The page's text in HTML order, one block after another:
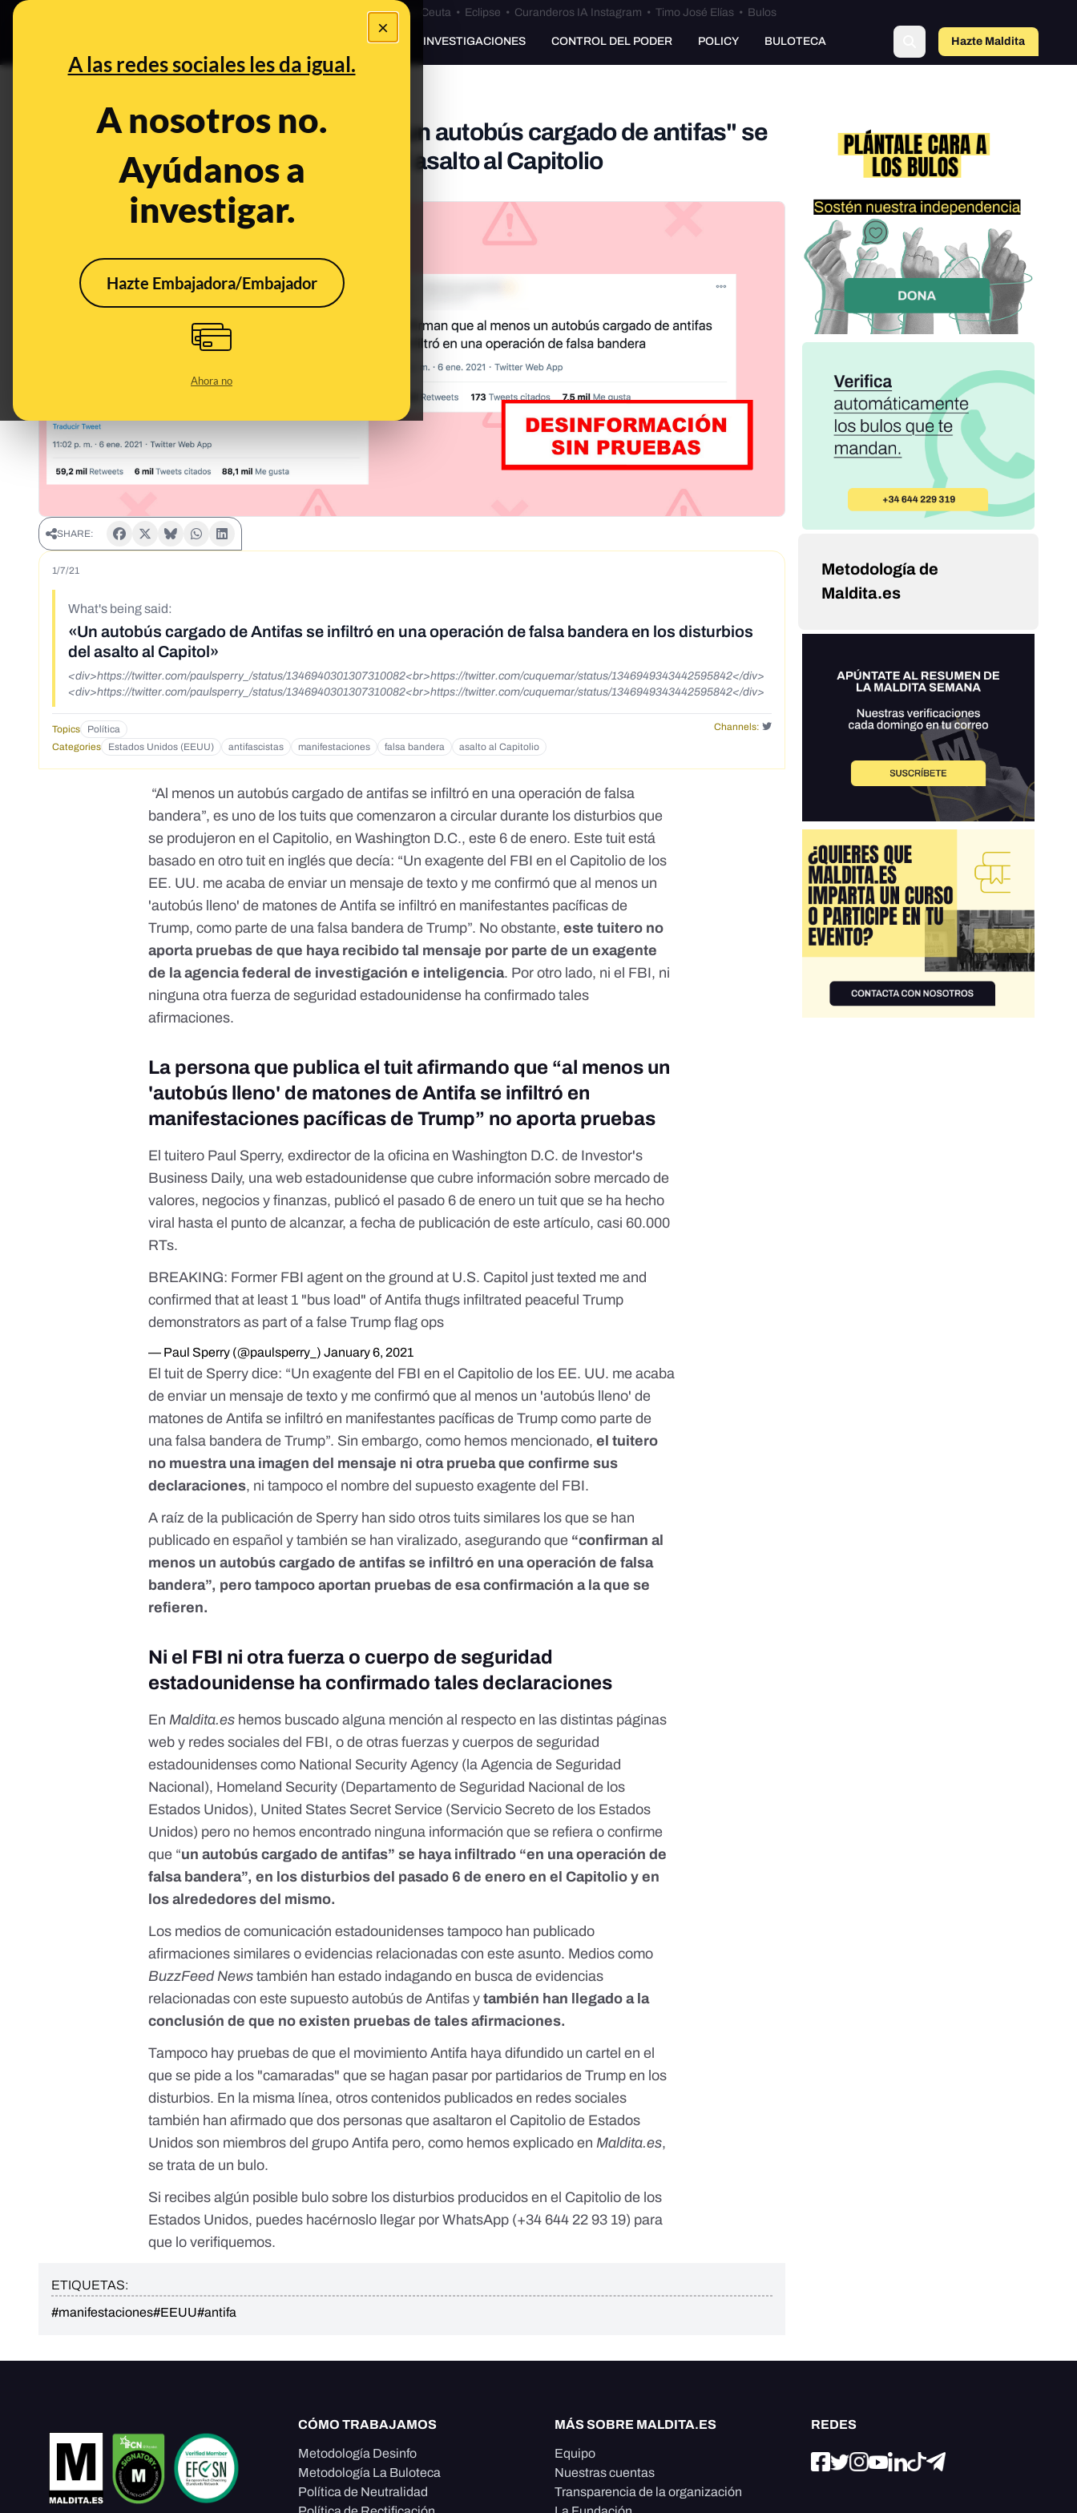
×
A las redes sociales les da igual.
A nosotros no.
Ayúdanos a
investigar.
Hazte Embajadora/Embajador
Ahora no
Especial Ceuta•Bulos Ceuta • Eclipse • Curanderos IA Instagram • Timo José Elías • Bulos
PREBUNKING INVESTIGACIONES CONTROL DEL PODER POLICY BULOTECA Hazte Maldito
a
No hay pruebas de que “al menos un autobús cargado de antifas" se
haya infiltrado en los disturbios del asalto al Capitolio
Jan 7, 2021, 3:24:00 PM
SHARE:
1/7/21
What's being said:
«Un autobús cargado de Antifas se infiltró en una operación de falsa bandera en los disturbios
del asalto al Capitol»
<div>https://twitter.com/paulsperry_/status/1346940301307310082<br>https://twitter.com/cuquemar/status/1346949343442595842</div>
<div>https://twitter.com/paulsperry_/status/1346940301307310082<br>https://twitter.com/cuquemar/status/1346949343442595842</div>
Topics Política
Channels:
Categories
Estados Unidos (EEUU) antifascistas manifestaciones falsa bandera asalto al Capitolio
“Al menos un autobús cargado deantifas se infiltró en una operación de falsa
bandera”, es uno de los tuits que comenzaron a circular durante los disturbios que
se produjeron en el Capitolio, en Washington D.C., este 6 de enero. Este tuit está
basado en otro tuit en inglés que decía: “Un exagente del FBI en el Capitolio de los
EE. UU. me acaba de enviar un mensaje de texto y me confirmó que al menos un
'autobús lleno' de matones de Antifa se infiltró en manifestantes pacíficas de
Trump, como parte de una falsa bandera de Trump”. No obstante,este tuitero no
aporta pruebas de que haya recibido tal mensaje por parte de un exagente
de la agencia federal de investigación e inteligencia. Por otro lado, ni el FBI, ni
ninguna otra fuerza de seguridad estadounidense ha confirmado tales
afirmaciones.
La persona que publica el tuit afirmando que “al menos un
'autobús lleno' de matones de Antifa se infiltró en
manifestaciones pacíficas de Trump” no aporta pruebas
El tuitero Paul Sperry, exdirector de la oficina en Washington D.C. de Investor's
Business Daily, una web estadounidense que cubre información sobre mercado de
valores, negocios y finanzas, publicó el pasado 6 de enero un tuitque se ha hecho
viral hasta el punto de alcanzar, a fecha de publicación de este artículo, casi 60.000
RTs.
BREAKING: Former FBI agent on the ground at U.S. Capitol just texted me and
confirmed that at least 1 "bus load" of Antifa thugs infiltrated peaceful Trump
demonstrators as part of a false Trump flag ops
— Paul Sperry (@paulsperry_)January 6, 2021
El tuit de Sperry dice: “Un exagente del FBI en el Capitolio de los EE. UU. me acaba
de enviar un mensaje de texto y me confirmó que al menos un 'autobús lleno' de
matones de Antifa se infiltró en manifestantes pacíficas de Trump como parte de
una falsa bandera de Trump”. Sin embargo, como hemos mencionado,el tuitero
no muestra una imagen del mensaje ni otra prueba que confirme sus
declaraciones, ni tampoco el nombre del supuesto exagente del FBI.
A raíz de la publicación de Sperry han sido otros tuits similares los que se han
publicado en español y también se han viralizado, asegurando que “confirman al
menos un autobús cargado de antifas se infiltró en una operación de falsa
bandera”, pero tampoco aportan pruebas de esa confirmación a la que se
refieren.
Ni el FBI ni otra fuerza o cuerpo de seguridad
estadounidense ha confirmado tales declaraciones
EnMaldita.es hemos buscado alguna mención al respecto en las distintas páginas
web y redes sociales del FBI, o de otras fuerzas y cuerpos de seguridad
estadounidenses como National Security Agency (la Agencia de Seguridad
Nacional), Homeland Security (Departamento de Seguridad Nacional de los
Estados Unidos), United States Secret Service (Servicio Secreto de los Estados
Unidos) pero no hemos encontrado ninguna información que se refiera o confirme
que “un autobús cargado de antifas” se haya infiltrado “en una operación de
falsa bandera”, en los disturbios del pasado 6 de enero en el Capitolio y en
los alrededores del mismo.
Los medios de comunicación estadounidenses tampoco han publicado
afirmaciones similares o evidencias relacionadas con este asunto. Medios como
BuzzFeed Newstambién han estado indagando en busca de evidencias
relacionadas con este supuesto autobús de Antifas ytambién han llegado a la
conclusión de que no existen pruebas de tales afirmaciones.
Tampoco hay pruebas de que el movimiento Antifa haya difundido un cartel en el
que se pide a los "camaradas" que se hagan pasar por partidarios de Trump en los
disturbios. En la misma línea, otros contenidos publicados en redes sociales
también han afirmado quedos personas que asaltaron el Capitolio de Estados
Unidos son miembros del grupo Antifa pero, como hemos explicado enMaldita.es,
se trata de un bulo.
Si recibes algún posible bulo sobre los disturbios producidos en el Capitolio de los
Estados Unidos, puedes hacérnoslo llegar por WhatsApp (+34 644 22 93 19) para
que lo verifiquemos.
ETIQUETAS:
#manifestaciones#EEUU#antifa
Metodología de
Maldita.es
CÓMO TRABAJAMOS
Metodología Desinfo
Metodología La Buloteca
Política de Neutralidad
MÁS SOBRE MALDITA.ES
Equipo
Nuestras cuentas
Transparencia de la organización
REDES